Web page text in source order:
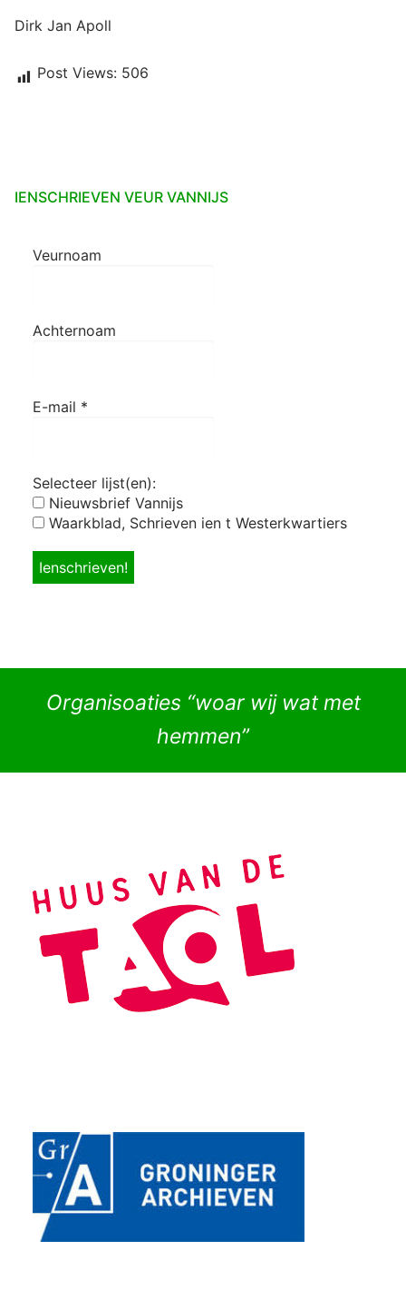
Dirk Jan Apoll
Post Views: 506
IENSCHRIEVEN VEUR VANNIJS
Veurnoam
Achternoam
E-mail *
Selecteer lijst(en):
Nieuwsbrief Vannijs
Waarkblad, Schrieven ien t Westerkwartiers
Organisoaties “woar wij wat met
hemmen”